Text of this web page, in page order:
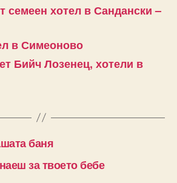
семеен хотел в Сандански –
в Симеоново
Бийч Лозенец, хотели в
баня
за твоето бебе